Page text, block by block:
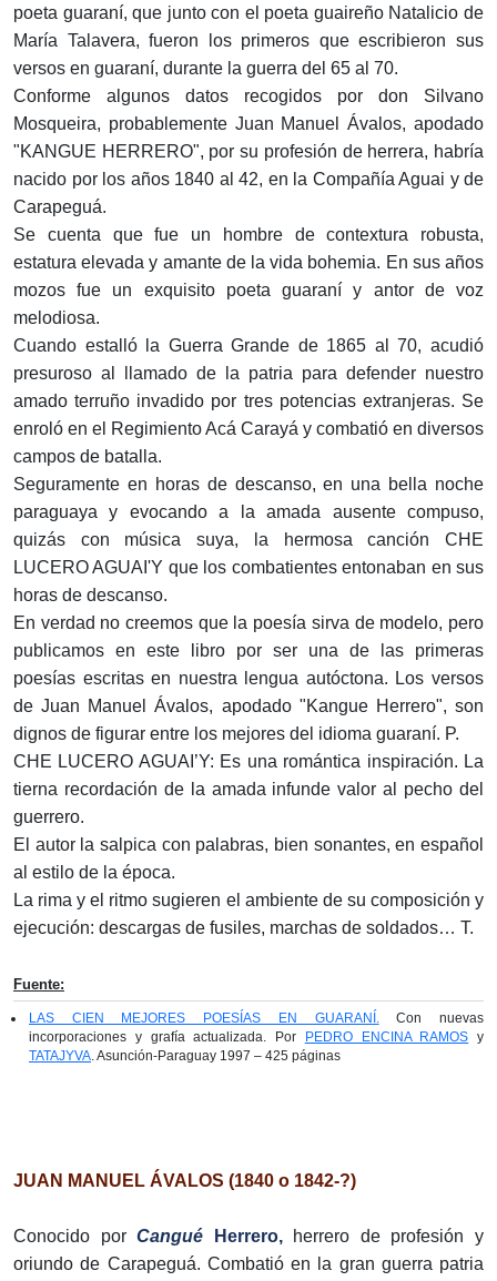
poeta guaraní, que junto con el poeta guaireño Natalicio de
María Talavera, fueron los primeros que escribieron sus
versos en guaraní, durante la guerra del 65 al 70.
Conforme algunos datos recogidos por don Silvano
Mosqueira, probablemente Juan Manuel Ávalos, apodado
"KANGUE HERRERO", por su profesión de herrera, habría
nacido por los años 1840 al 42, en la Compañía Aguai y de
Carapeguá.
Se cuenta que fue un hombre de contextura robusta,
estatura elevada y amante de la vida bohemia. En sus años
mozos fue un exquisito poeta guaraní y antor de voz
melodiosa.
Cuando estalló la Guerra Grande de 1865 al 70, acudió
presuroso al llamado de la patria para defender nuestro
amado terruño invadido por tres potencias extranjeras. Se
enroló en el Regimiento Acá Carayá y combatió en diversos
campos de batalla.
Seguramente en horas de descanso, en una bella noche
paraguaya y evocando a la amada ausente compuso,
quizás con música suya, la hermosa canción CHE
LUCERO AGUAI'Y que los combatientes entonaban en sus
horas de descanso.
En verdad no creemos que la poesía sirva de modelo, pero
publicamos en este libro por ser una de las primeras
poesías escritas en nuestra lengua autóctona. Los versos
de Juan Manuel Ávalos, apodado "Kangue Herrero", son
dignos de figurar entre los mejores del idioma guaraní. P.
CHE LUCERO AGUAI’Y: Es una romántica inspiración. La
tierna recordación de la amada infunde valor al pecho del
guerrero.
El autor la salpica con palabras, bien sonantes, en español
al estilo de la época.
La rima y el ritmo sugieren el ambiente de su composición y
ejecución: descargas de fusiles, marchas de soldados… T.
Fuente:
LAS CIEN MEJORES POESÍAS EN GUARANÍ.Con nuevas
incorporaciones y grafía actualizada. Por
PEDRO ENCINA RAMOS y
TATAJYVA. Asunción-Paraguay 1997 – 425 páginas
JUAN MANUEL ÁVALOS (1840 o 1842-?)
Conocido porCangué Herrero,herrero de profesión y
oriundo de Carapeguá. Combatió en la gran guerra patria